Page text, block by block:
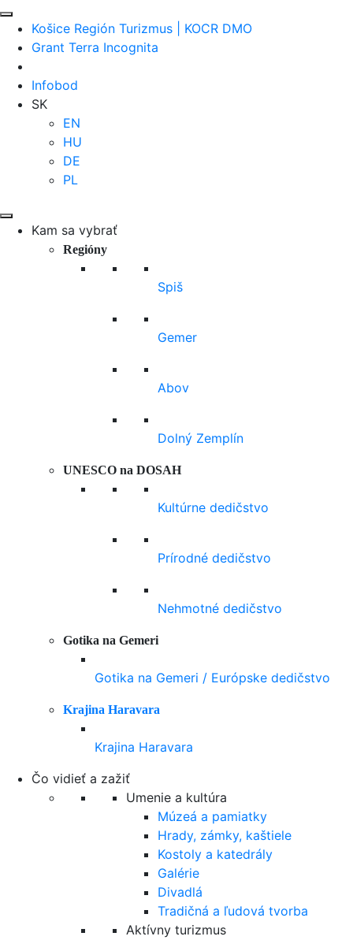
Košice Región Turizmus | KOCR DMO
Grant Terra Incognita
Infobod
SK
EN
HU
DE
PL
Kam sa vybrať
Regióny
Spiš
Gemer
Abov
Dolný Zemplín
UNESCO na DOSAH
Kultúrne dedičstvo
Prírodné dedičstvo
Nehmotné dedičstvo
Gotika na Gemeri
Gotika na Gemeri / Európske dedičstvo
Krajina Haravara
Krajina Haravara
Čo vidieť a zažiť
Umenie a kultúra
Múzeá a pamiatky
Hrady, zámky, kaštiele
Kostoly a katedrály
Galérie
Divadlá
Tradičná a ľudová tvorba
Aktívny turizmus